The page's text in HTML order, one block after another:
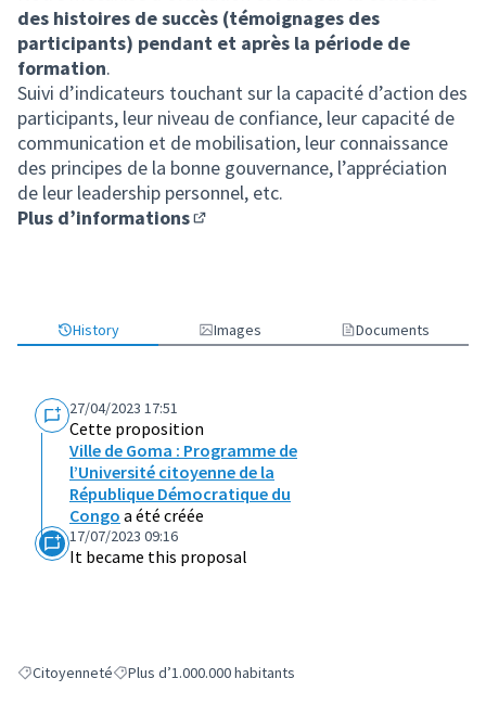
des histoires de succès (témoignages des
participants) pendant et après la période de
formation.
Suivi d’indicateurs touchant sur la capacité d’action des
participants, leur niveau de confiance, leur capacité de
communication et de mobilisation, leur connaissance
des principes de la bonne gouvernance, l’appréciation
de leur leadership personnel, etc.
Plus d’informations
History Images Documents
27/04/2023 17:51
Cette proposition
Ville de Goma : Programme de
l’Université citoyenne de la
République Démocratique du
Congo a été créée
17/07/2023 09:16
It became this proposal
Filter results for: Citoyenneté
CitoyennetéFilter results for: Plus d’1.000.000 habitants
Plus d’1.000.000 habitants